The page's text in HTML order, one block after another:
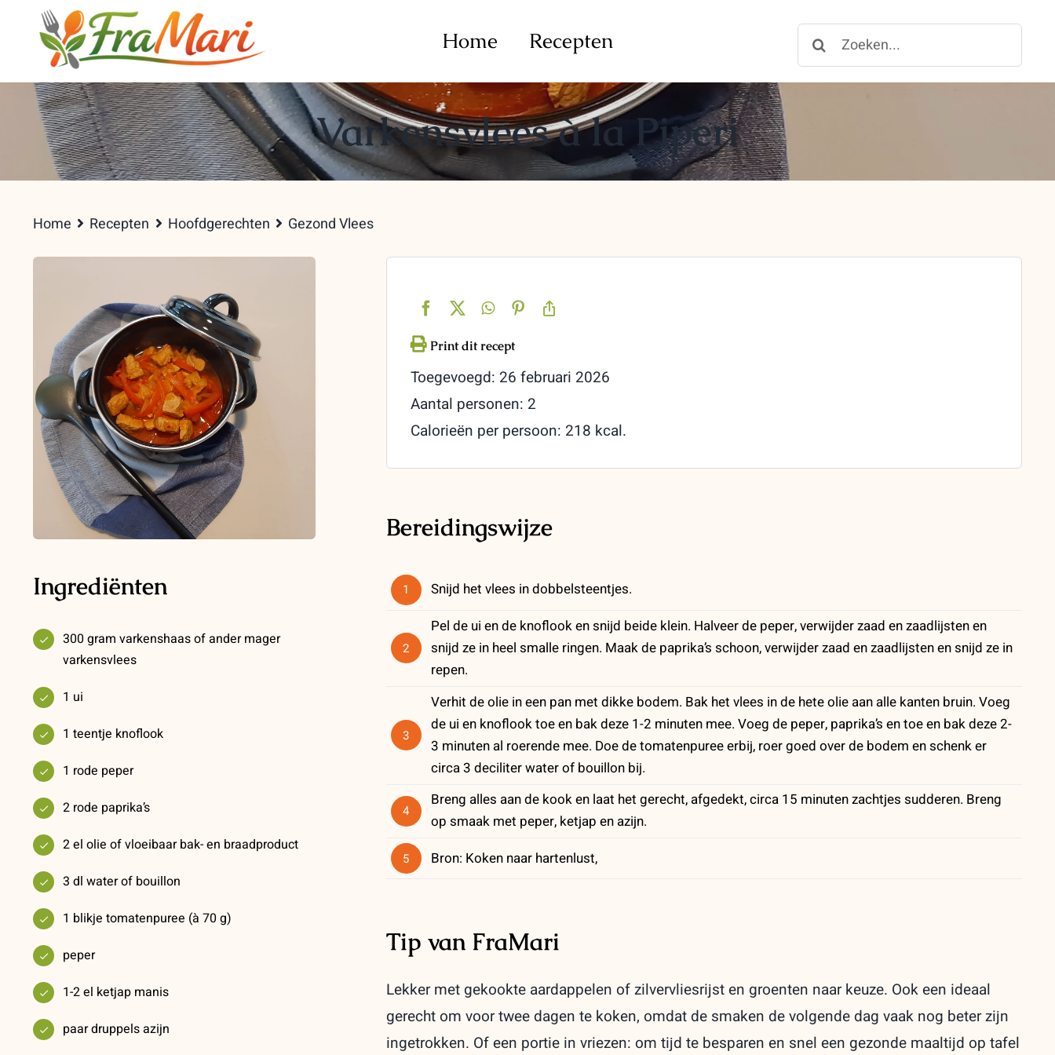
Home Recepten
for:
Varkensvlees à la Piperi
Home Recepten Hoofdgerechten Gezond Vlees
Ingrediënten
300 gram varkenshaas of ander mager
varkensvlees
1 ui
1 teentje knoflook
1 rode peper
2 rode paprika’s
2 el olie of vloeibaar bak- en braadproduct
3 dl water of bouillon
1 blikje tomatenpuree (à 70 g)
peper
1-2 el ketjap manis
paar druppels azijn
Toegevoegd: 26 februari 2026
Aantal personen: 2
Calorieën per persoon: 218 kcal.
Bereidingswijze
1 Snijd het vlees in dobbelsteentjes.
2
Pel de ui en de knoflook en snijd beide klein. Halveer de peper, verwijder zaad en zaadlijsten en
snijd ze in heel smalle ringen. Maak de paprika’s schoon, verwijder zaad en zaadlijsten en snijd ze in
repen.
3
Verhit de olie in een pan met dikke bodem. Bak het vlees in de hete olie aan alle kanten bruin. Voeg
de ui en knoflook toe en bak deze 1-2 minuten mee. Voeg de peper, paprika’s en toe en bak deze 2-
3 minuten al roerende mee. Doe de tomatenpuree erbij, roer goed over de bodem en schenk er
circa 3 deciliter water of bouillon bij.
4
Breng alles aan de kook en laat het gerecht, afgedekt, circa 15 minuten zachtjes sudderen. Breng
op smaak met peper, ketjap en azijn.
5 Bron: Koken naar hartenlust,
Tip van FraMari
Lekker met gekookte aardappelen of zilvervliesrijst en groenten naar keuze. Ook een ideaal
gerecht om voor twee dagen te koken, omdat de smaken de volgende dag vaak nog beter zijn
ingetrokken. Of een portie in vriezen: om tijd te besparen en snel een gezonde maaltijd op tafel